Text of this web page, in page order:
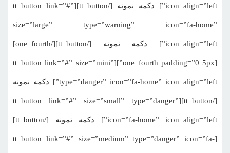
icon_align=”left”] دکمه نمونه [/tt_button][tt_button link=”#”
size=”large” type=”warning” icon=”fa-home”
icon_align=”left”] دکمه نمونه [/tt_button][/one_fourth]
[one_fourth padding=”0 5px”][tt_button link=”#” size=”mini”
type=”danger” icon=”fa-home” icon_align=”left”] دکمه نمونه
[/tt_button][tt_button link=”#” size=”small” type=”danger”
icon=”fa-home” icon_align=”left”] دکمه نمونه [/tt_button]
[tt_button link=”#” size=”medium” type=”danger” icon=”fa-